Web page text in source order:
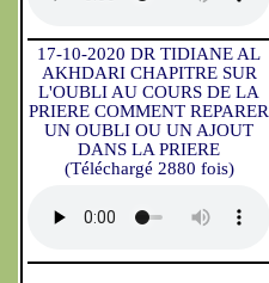
17-10-2020 DR TIDIANE AL
AKHDARI CHAPITRE SUR
L'OUBLI AU COURS DE LA
PRIERE COMMENT REPARER
UN OUBLI OU UN AJOUT
DANS LA PRIERE
(Téléchargé 2880 fois)